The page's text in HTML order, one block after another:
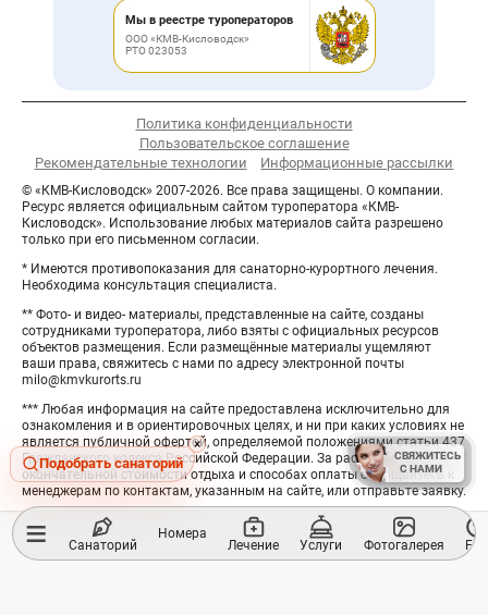
≡ Санаторий
Номера
Лечение Услуги Фотогалерея FAQ
Мы в реестре туроператоров
ООО «КМВ-Кисловодск»
РТО 023053
Политика конфиденциальности
Пользовательское соглашение
Рекомендательные технологии
Информационные рассылки
© «КМВ-Кисловодск» 2007-2026. Все права защищены. О компании.
Ресурс является официальным сайтом туроператора «КМВ-
Кисловодск». Использование любых материалов сайта разрешено
только при его письменном согласии.
* Имеются противопоказания для санаторно-курортного лечения.
Необходима консультация специалиста.
** Фото- и видео- материалы, представленные на сайте, созданы
сотрудниками туроператора, либо взяты с официальных ресурсов
объектов размещения. Если размещённые материалы ущемляют
ваши права, свяжитесь с нами по адресу электронной почты
milo@kmvkurorts.ru
*** Любая информация на сайте предоставлена исключительно для
ознакомления и в ориентировочных целях, и ни при каких условиях не
является публичной офертой, определяемой положениями статьи 437
Гражданского кодекса Российской Федерации. За расчётом
окончательной стоимости отдыха и способах оплаты обращайтесь к
менеджерам по контактам, указанным на сайте, или отправьте заявку.
Подобрать санаторий
Hide
button
×
СВЯЖИТЕСЬ
С НАМИ
СВЯЖИТЕСЬ
С НАМИ